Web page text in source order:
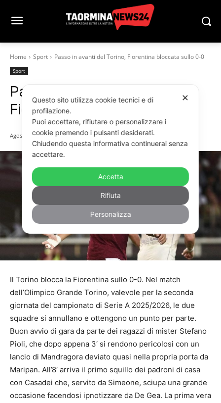
Home Sport Passo in avanti del Torino, Fiorentina bloccata sullo 0-0
Sport
Passo in avanti del Torino,
Fiorentina bloccata sullo 0-0
Agosto 31, 2025
Il Torino blocca la Fiorentina sullo 0-0. Nel match
dell’Olimpico Grande Torino, valevole per la seconda
giornata del campionato di Serie A 2025/2026, le due
squadre si annullano e ottengono un punto per parte.
Buon avvio di gara da parte dei ragazzi di mister Stefano
Pioli, che dopo appena 3′ si rendono pericolosi con un
lancio di Mandragora deviato quasi nella propria porta da
Maripan. All’8′ arriva il primo squillo dei padroni di casa
con Casadei che, servito da Simeone, sciupa una grande
occasione facendosi ipnotizzare da De Gea. La prima vera
✕
Questo sito utilizza cookie tecnici e di
profilazione.
Puoi accettare, rifiutare o personalizzare i
cookie premendo i pulsanti desiderati.
Chiudendo questa informativa continuerai senza
accettare.
Accetta
Rifiuta
Personalizza